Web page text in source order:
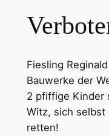
Fiesling
Bauwerke der
2 pfiffige Kinder
Witz, sich selbst
retten!